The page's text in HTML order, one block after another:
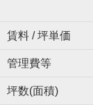
賃料 / 坪単価
管理費等
坪数(面積)